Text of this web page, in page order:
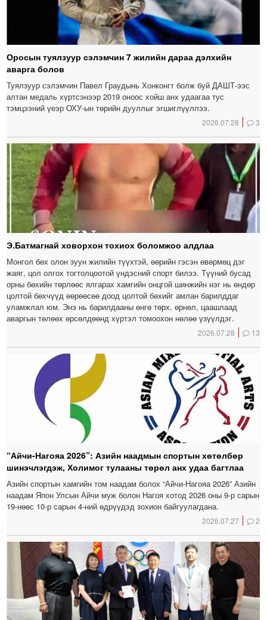
Оросын туялзуур сэлэмчин 7 жилийн дараа дэлхийн
аварга болов
Туялзуур сэлэмчин Павел Граудынь Хонконгт болж буй ДАШТ-ээс
алтан медаль хүртсэнээр 2019 оноос хойш анх удаагаа тус
тэмцээний үеэр ОХУ-ын төрийн дууллыг эгшиглүүллээ.
2026.07.28 3
Э.Батмагнай ховорхон тохиох боломжоо алдлаа
Монгол бөх олон зуун жилийн түүхтэй, өөрийн гэсэн өвөрмөц дэг
жаяг, цол олгох тогтолцоотой үндэсний спорт билээ. Түүний бусад
орны бөхийн төрлөөс ялгарах хамгийн онцгой шинжийн нэг нь өндөр
цолтой бөхчүүд өөрөөсөө доод цолтой бөхийг амлан барилддаг
уламжлал юм. Энэ нь барилдааны өнгө төрх, өрнөл, цаашлаад
аваргын төлөөх өрсөлдөөнд хүртэл томоохон нөлөө үзүүлдэг.
2026.07.28 13
“Айчи-Нагояа 2026”: Азийн наадмын спортын хөтөлбөр
шинэчлэгдэж, Холимог тулааны төрөл анх удаа багтлаа
Азийн спортын хамгийн том наадам болох “Айчи-Нагояа 2026” Азийн
наадам Япон Улсын Айчи муж болон Нагоя хотод 2026 оны 9-р сарын
19-нөөс 10-р сарын 4-ний өдрүүдэд зохион байгуулагдана.
2026.07.27 2